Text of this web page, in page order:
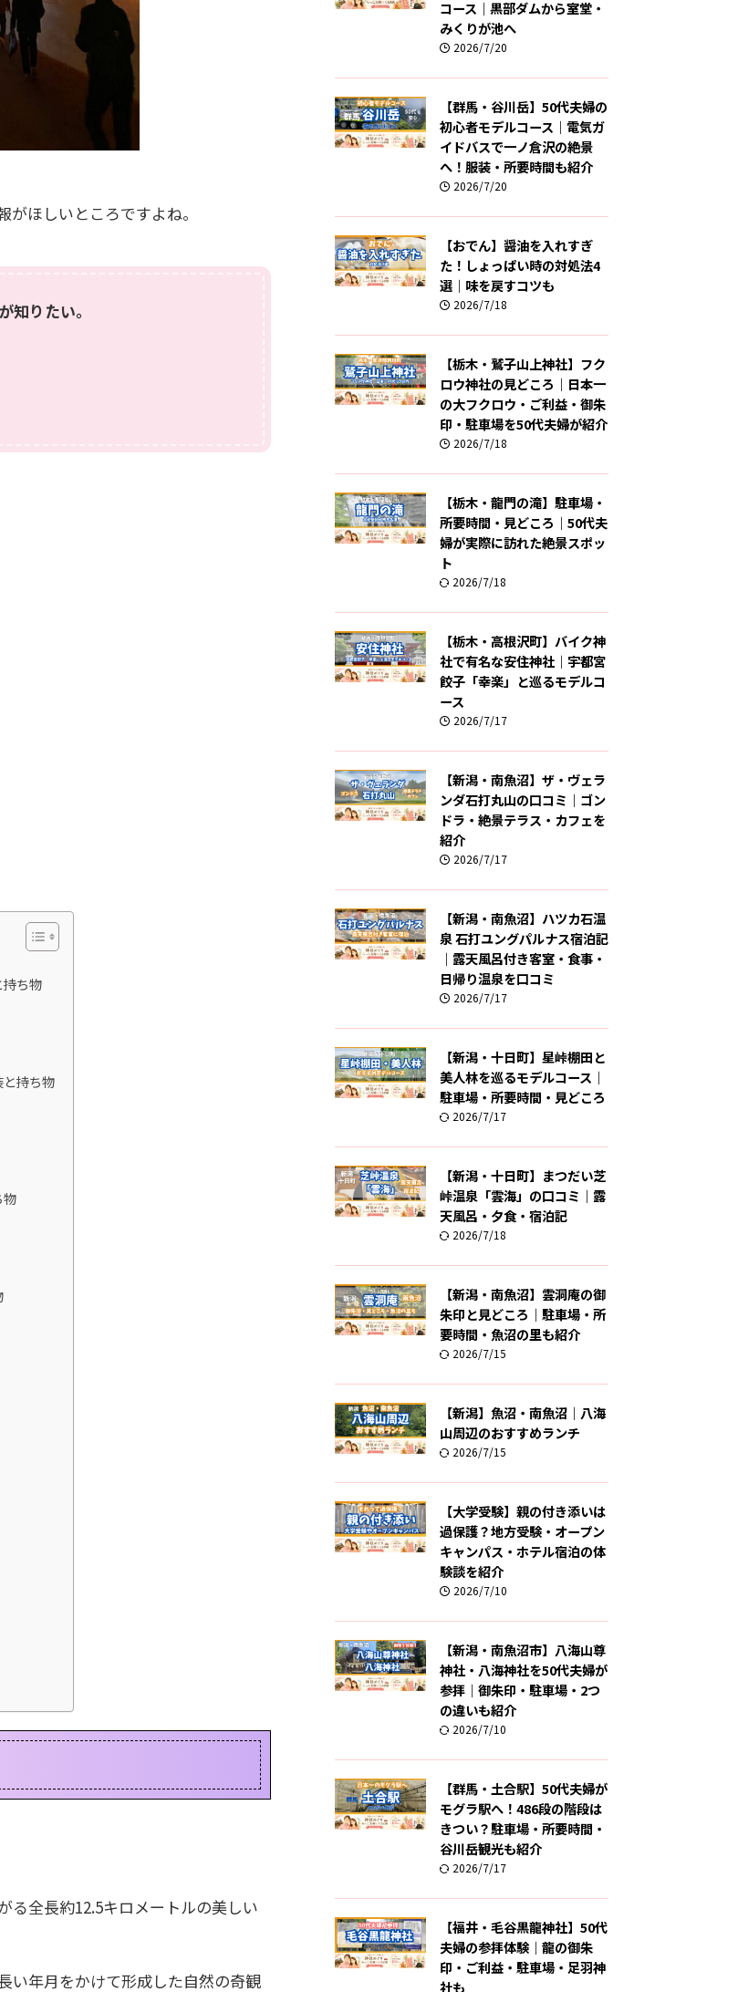
ほしいところですよね。
知りたい。
持ち物
と持ち物
物
る全長約12.5キロメートルの美しい
い年月をかけて形成した自然の奇観
コース｜黒部ダムから室堂・
みくりが池へ
2026/7/20
【群馬・谷川岳】50代夫婦の
初心者モデルコース｜電気ガ
イドバスで一ノ倉沢の絶景
へ！服装・所要時間も紹介
2026/7/20
【おでん】醤油を入れすぎ
た！しょっぱい時の対処法4
選｜味を戻すコツも
2026/7/18
【栃木・鷲子山上神社】フク
ロウ神社の見どころ｜日本一
の大フクロウ・ご利益・御朱
印・駐車場を50代夫婦が紹介
2026/7/18
【栃木・龍門の滝】駐車場・
所要時間・見どころ｜50代夫
婦が実際に訪れた絶景スポッ
ト
2026/7/18
【栃木・高根沢町】バイク神
社で有名な安住神社｜宇都宮
餃子「幸楽」と巡るモデルコ
ース
2026/7/17
【新潟・南魚沼】ザ・ヴェラ
ンダ石打丸山の口コミ｜ゴン
ドラ・絶景テラス・カフェを
紹介
2026/7/17
【新潟・南魚沼】ハツカ石温
泉 石打ユングパルナス宿泊記
｜露天風呂付き客室・食事・
日帰り温泉を口コミ
2026/7/17
【新潟・十日町】星峠棚田と
美人林を巡るモデルコース｜
駐車場・所要時間・見どころ
2026/7/17
【新潟・十日町】まつだい芝
峠温泉「雲海」の口コミ｜露
天風呂・夕食・宿泊記
2026/7/18
【新潟・南魚沼】雲洞庵の御
朱印と見どころ｜駐車場・所
要時間・魚沼の里も紹介
2026/7/15
【新潟】魚沼・南魚沼｜八海
山周辺のおすすめランチ
2026/7/15
【大学受験】親の付き添いは
過保護？地方受験・オープン
キャンパス・ホテル宿泊の体
験談を紹介
2026/7/10
【新潟・南魚沼市】八海山尊
神社・八海神社を50代夫婦が
参拝｜御朱印・駐車場・2つ
の違いも紹介
2026/7/10
【群馬・土合駅】50代夫婦が
モグラ駅へ！486段の階段は
きつい？駐車場・所要時間・
谷川岳観光も紹介
2026/7/17
【福井・毛谷黒龍神社】50代
夫婦の参拝体験｜龍の御朱
印・ご利益・駐車場・足羽神
社も